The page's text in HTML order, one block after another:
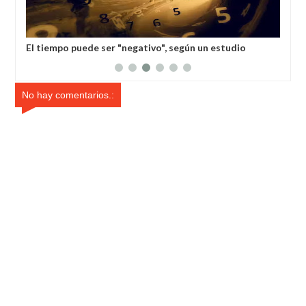
según un estudio
Los científicos han descubierto
No hay comentarios.: